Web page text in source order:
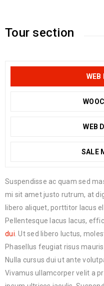
Tour section
WEB
WEB
SALE
Suspendisse ac quam sed
mi sit amet justo rutrum, at
libero aliquet, porttitor lacus
Pellentesque lacus lacus,
dui . Ut sed libero luctus,
Phasellus feugiat risus
Nulla cursus dui ut ante
Vivamus ullamcorper velit a